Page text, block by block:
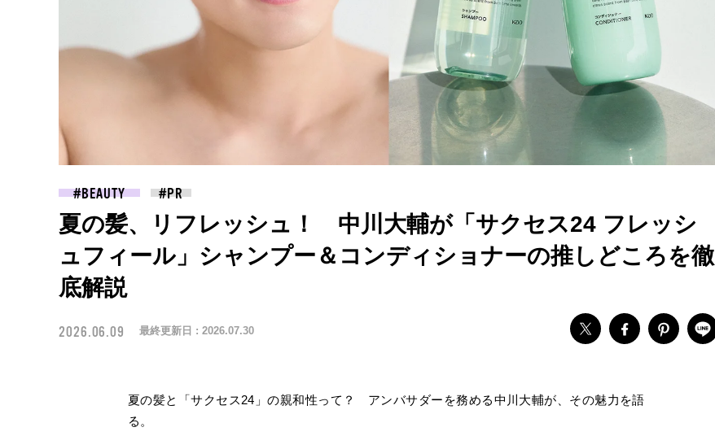
BEAUTY
夏の髪、リフレッシュ！ 中川大輔が「サクセス24 フレッシ
ュフィール」シャンプー＆コンディショナーの推しどころを徹
底解説
2026.06.09 最終更新日 : 2026.07.30
夏の髪と「サクセス24」の親和性って？ アンバサダーを務める中川大輔が、その魅力を語
る。